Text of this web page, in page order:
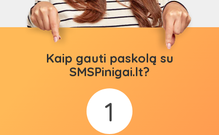
Kaip gauti paskolą su
SMSPinigai.lt?
1